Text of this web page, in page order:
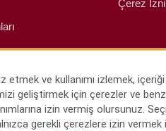
Çerez İzni
ve kullanımı izlemek,
geliştirmek için çerezler ve
izin vermiş olursunuz.
gerekli çerezlere izin vermek